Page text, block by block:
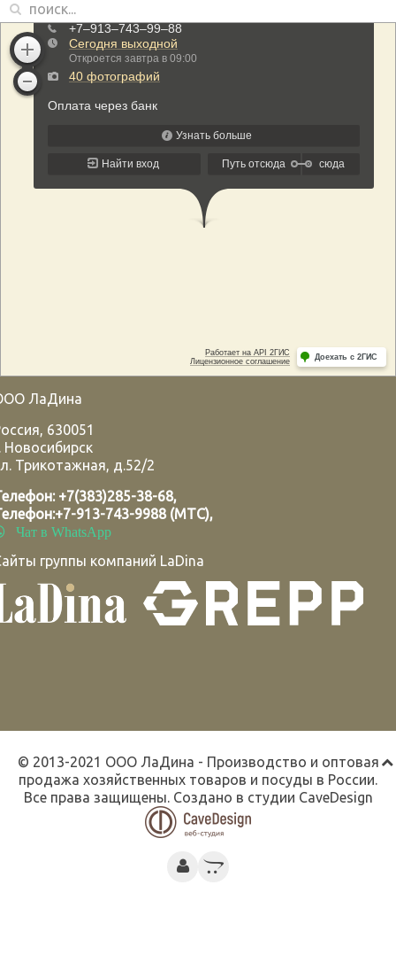
ЛаДина
, 630051
Новосибирск
Трикотажная, д.52/2
+7(383)285-38-68,
+7-913-743-9988 (МТС),
Чат в WhatsApp
группы компаний LaDina
© 2013-2021 ООО ЛаДина - Производство и оптовая
продажа хозяйственных товаров и посуды в России.
Все права защищены. Создано в студии CaveDesign